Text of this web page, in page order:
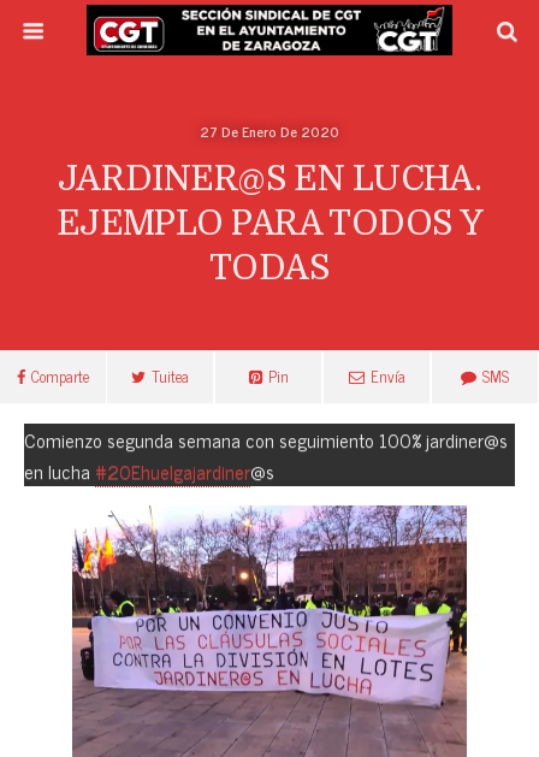
27 De Enero De 2020
JARDINER@S EN LUCHA.
EJEMPLO PARA TODOS Y
TODAS
Comparte Tuitea Pin Envía SMS
Comienzo segunda semana con seguimiento 100% jardiner@s
en lucha #20Ehuelgajardiner@s